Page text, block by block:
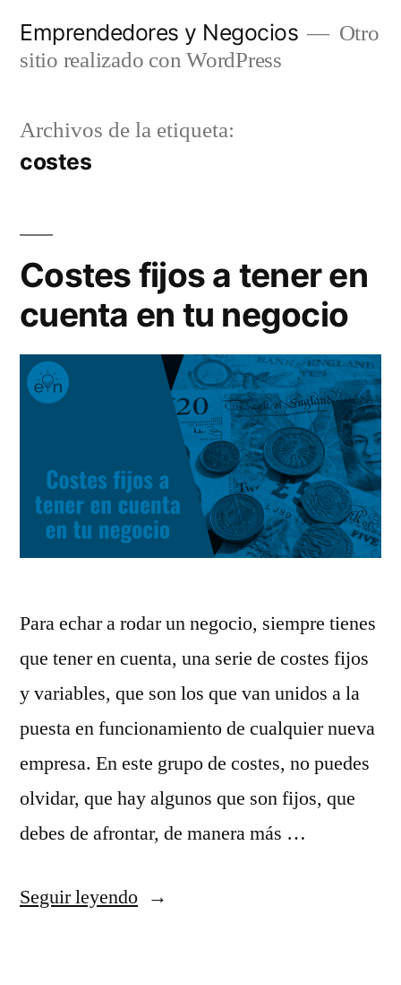
Emprendedores y Negocios
Otro
sitio realizado con WordPress
Archivos de la etiqueta:
costes
Costes fijos a tener en
cuenta en tu negocio
Para echar a rodar un negocio, siempre tienes
que tener en cuenta, una serie de costes fijos
y variables, que son los que van unidos a la
puesta en funcionamiento de cualquier nueva
empresa. En este grupo de costes, no puedes
olvidar, que hay algunos que son fijos, que
debes de afrontar, de manera más …
Seguir leyendo«Costes